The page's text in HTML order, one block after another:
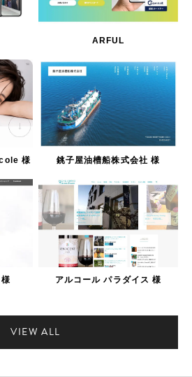
ARFUL
様 銚子屋油槽船株式会社 様
アルコール パラダイス 様
VIEW ALL